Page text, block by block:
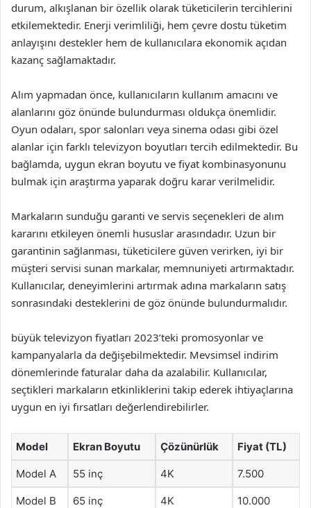
durum, alkışlanan bir özellik olarak tüketicilerin tercihlerini
etkilemektedir. Enerji verimliliği, hem çevre dostu tüketim
anlayışını destekler hem de kullanıcılara ekonomik açıdan
kazanç sağlamaktadır.
Alım yapmadan önce, kullanıcıların kullanım amacını ve
alanlarını göz önünde bulundurması oldukça önemlidir.
Oyun odaları, spor salonları veya sinema odası gibi özel
alanlar için farklı televizyon boyutları tercih edilmektedir. Bu
bağlamda, uygun ekran boyutu ve fiyat kombinasyonunu
bulmak için araştırma yaparak doğru karar verilmelidir.
Markaların sunduğu garanti ve servis seçenekleri de alım
kararını etkileyen önemli hususlar arasındadır. Uzun bir
garantinin sağlanması, tüketicilere güven verirken, iyi bir
müşteri servisi sunan markalar, memnuniyeti artırmaktadır.
Kullanıcılar, deneyimlerini artırmak adına markaların satış
sonrasındaki desteklerini de göz önünde bulundurmalıdır.
büyük televizyon fiyatları 2023’teki promosyonlar ve
kampanyalarla da değişebilmektedir. Mevsimsel indirim
dönemlerinde faturalar daha da azalabilir. Kullanıcılar,
seçtikleri markaların etkinliklerini takip ederek ihtiyaçlarına
uygun en iyi fırsatları değerlendirebilirler.
Model Ekran Boyutu Çözünürlük Fiyat (TL)
Model A 55 inç 4K 7.500
Model B 65 inç 4K 10.000